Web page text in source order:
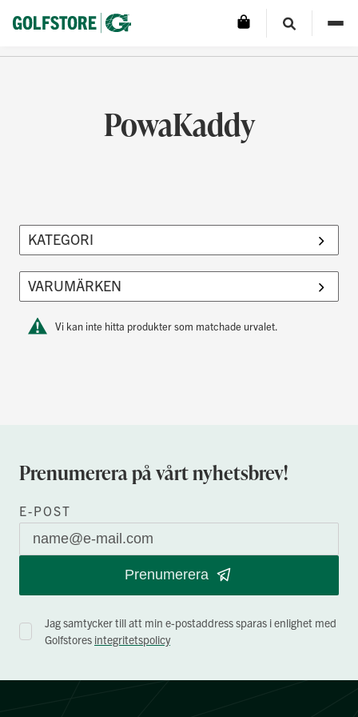
PowaKaddy
Vi kan inte hitta produkter som matchade urvalet.
Prenumerera på vårt nyhetsbrev!
E-POST
Prenumerera
Jag samtycker till att min e-postaddress sparas i enlighet med
Golfstores integritetspolicy